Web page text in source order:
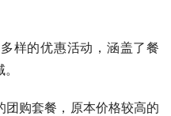
样的优惠活动，涵盖了餐
购套餐，原本价格较高的